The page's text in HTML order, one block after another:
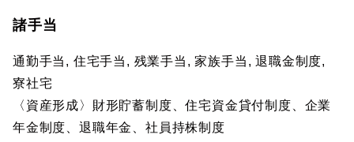
諸手当
通勤手当, 住宅手当, 残業手当, 家族手当, 退職金制度,
寮社宅
〈資産形成〉財形貯蓄制度、住宅資金貸付制度、企業
年金制度、退職年金、社員持株制度